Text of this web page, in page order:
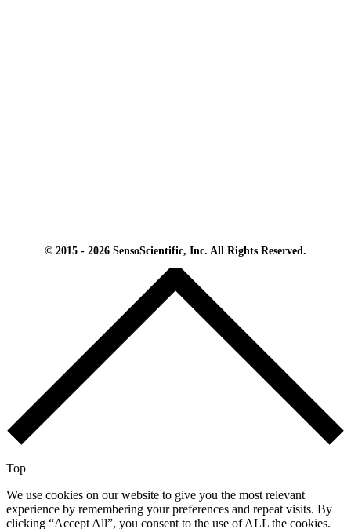
© 2015 - 2026 SensoScientific, Inc. All Rights Reserved.
Top
We use cookies on our website to give you the most relevant
experience by remembering your preferences and repeat visits. By
clicking “Accept All”, you consent to the use of ALL the cookies.